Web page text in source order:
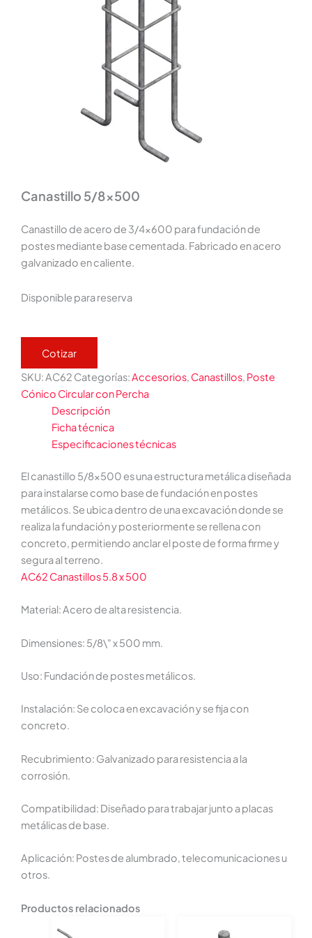
Canastillo 5/8×500
Canastillo de acero de 3/4×600 para fundación de
postes mediante base cementada. Fabricado en acero
galvanizado en caliente.
Disponible para reserva
Cotizar
SKU:AC62 Categorías:Accesorios, Canastillos, Poste
Cónico Circular con Percha
Descripción
Ficha técnica
Especificaciones técnicas
El canastillo 5/8×500 es una estructura metálica diseñada
para instalarse como base de fundación en postes
metálicos. Se ubica dentro de una excavación donde se
realiza la fundación y posteriormente se rellena con
concreto, permitiendo anclar el poste de forma firme y
segura al terreno.
AC62 Canastillos 5.8 x 500
Material: Acero de alta resistencia.
Dimensiones: 5/8\" x 500 mm.
Uso: Fundación de postes metálicos.
Instalación: Se coloca en excavación y se fija con
concreto.
Recubrimiento: Galvanizado para resistencia a la
corrosión.
Compatibilidad: Diseñado para trabajar junto a placas
metálicas de base.
Aplicación: Postes de alumbrado, telecomunicaciones u
otros.
Productos relacionados